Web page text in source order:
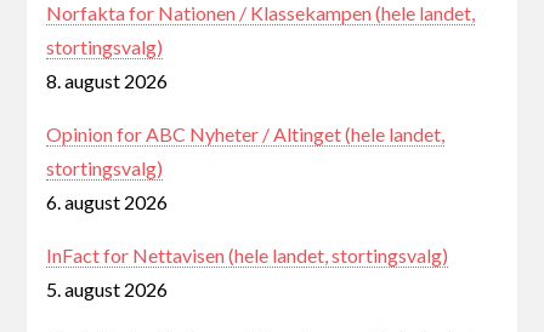
Norfakta for Nationen / Klassekampen (hele landet,
stortingsvalg)
8. august 2026
Opinion for ABC Nyheter / Altinget (hele landet,
stortingsvalg)
6. august 2026
InFact for Nettavisen (hele landet, stortingsvalg)
5. august 2026